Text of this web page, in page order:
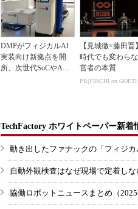
DMPがフィジカルAI
実装向け新拠点を開
所、次世代SoCやAM
【見城徹×藤田
時代でも変わら
営者の本質
PR(FINCHI on
TechFactory ホワイトペーパー新着
動き出したファナックの「フィジカ
自動外観検査はなぜ現場で定着し
協働ロボットニュースまとめ（2025